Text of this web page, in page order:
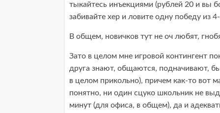
тыкайтесь инъекциями (рублей 20 и вы
забивайте хер и ловите одну победу из
В общем, новичков тут не оч любят,
Зато в целом мне игровой контингент
друга знают, общаются, подначивают,
в целом прикольно), причем как-то вот
понятно, ни один сцуко школьник не
минут (для офиса, в общем), да и